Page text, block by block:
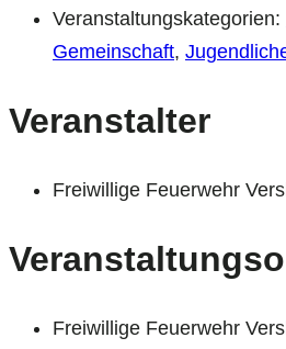
Veranstaltungskategorien:
Gemeinschaft,
Veranstalter
Freiwillige Feuerwehr
Freiwillige Feuerwehr